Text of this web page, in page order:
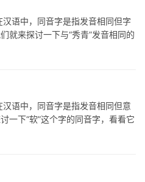
中，同音字是指发音相同但字
就来探讨一下与“秀青”发音相同的
中，同音字是指发音相同但意
一下“软”这个字的同音字，看看它